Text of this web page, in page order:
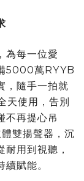
每一位愛
5000萬RYYB
，隨手一拍就
天使用，告別
不再提心吊
雙揚聲器，沉
用到視聽，
賦能。